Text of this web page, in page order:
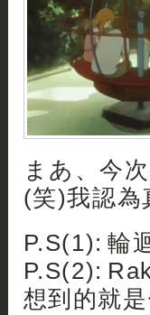
まあ、今
(笑)我認為
P.S(1): 輪
P.S(2):
想到的就